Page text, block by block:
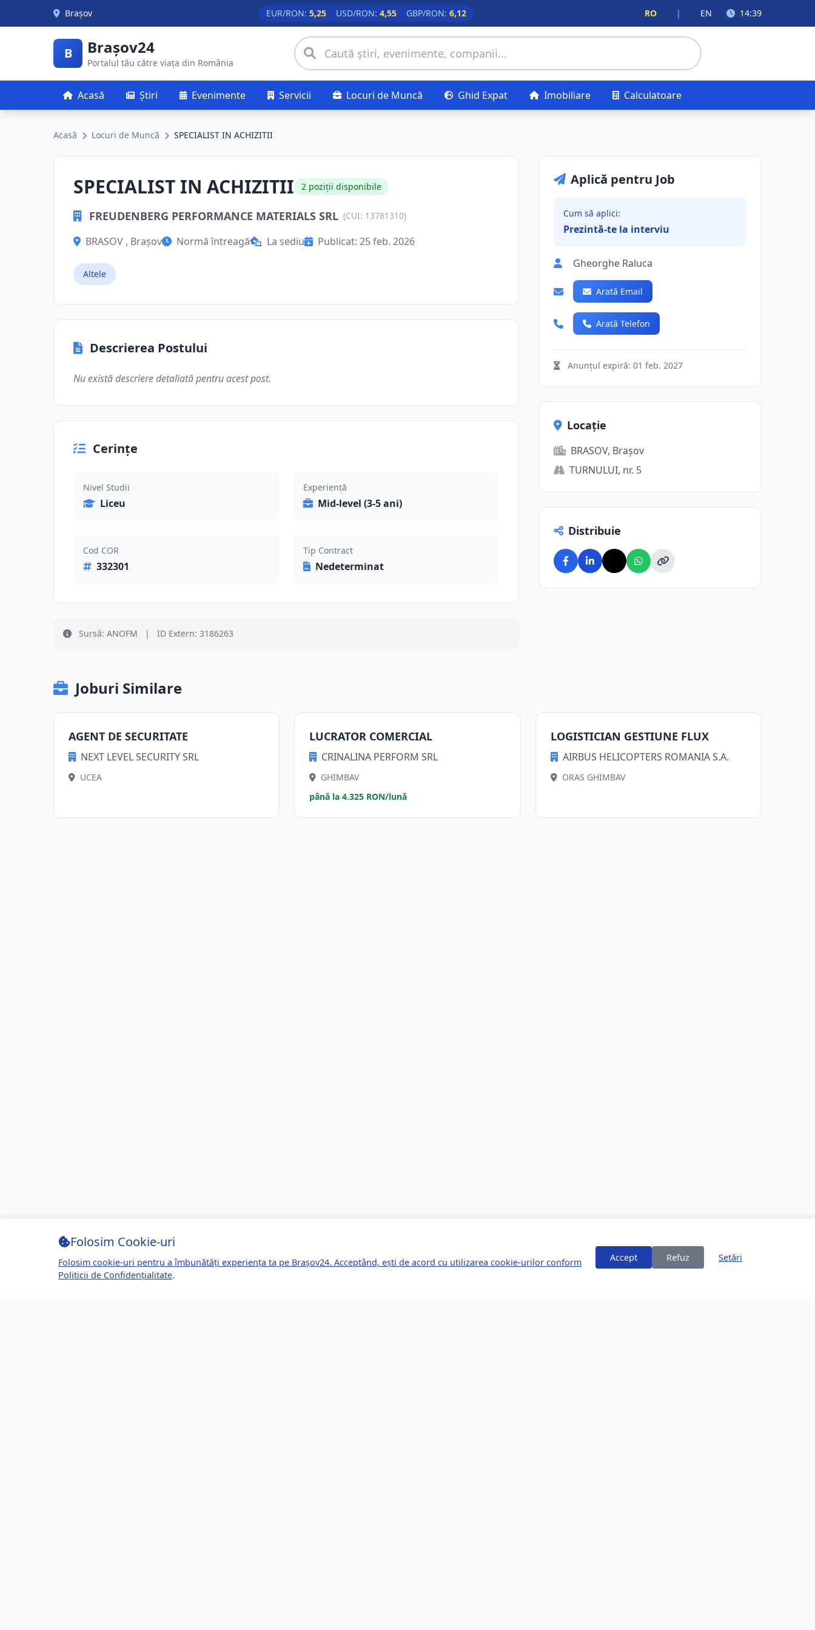
Skip to main content
Brașov EUR/RON: 5,25 USD/RON: 4,55 GBP/RON: 6,12 RO | EN 14:39
B Brașov24
Portalul tău către viața din România
Acasă Știri Evenimente Servicii Locuri de Muncă Ghid Expat Imobiliare Calculatoare
Acasă Locuri de Muncă SPECIALIST IN ACHIZITII
SPECIALIST IN ACHIZITII 2 poziții disponibile
FREUDENBERG PERFORMANCE MATERIALS SRL (CUI: 13781310)
BRASOV , Brașov Normă întreagă La sediu Publicat: 25 feb. 2026
Altele
Descrierea Postului
Nu există descriere detaliată pentru acest post.
Cerințe
Nivel Studii
Liceu
Experiență
Mid-level (3-5 ani)
Cod COR
332301
Tip Contract
Nedeterminat
Sursă: ANOFM | ID Extern: 3186263
Aplică pentru Job
Cum să aplici:
Prezintă-te la interviu
Gheorghe Raluca
Arată Email
Arată Telefon
Anunțul expiră: 01 feb. 2027
Locație
BRASOV, Brașov
TURNULUI, nr. 5
Distribuie
Joburi Similare
AGENT DE SECURITATE
NEXT LEVEL SECURITY SRL
UCEA
LUCRATOR COMERCIAL
CRINALINA PERFORM SRL
GHIMBAV
până la 4.325 RON/lună
LOGISTICIAN GESTIUNE FLUX
AIRBUS HELICOPTERS ROMANIA S.A.
ORAS GHIMBAV
Folosim Cookie-uri
Folosim cookie-uri pentru a îmbunătăți experiența ta pe Brașov24. Acceptând, ești de acord cu utilizarea cookie-urilor conform
Politicii de Confidențialitate.
Accept Refuz Setări